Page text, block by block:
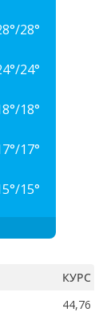
°/28°
°/24°
°/18°
°/17°
°/15°
КУРС
44,76